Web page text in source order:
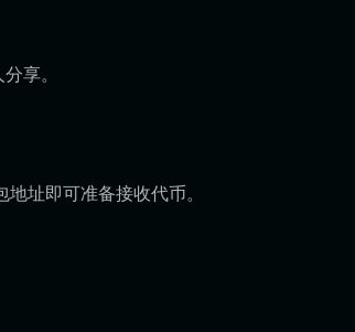
享。
址即可准备接收代币。